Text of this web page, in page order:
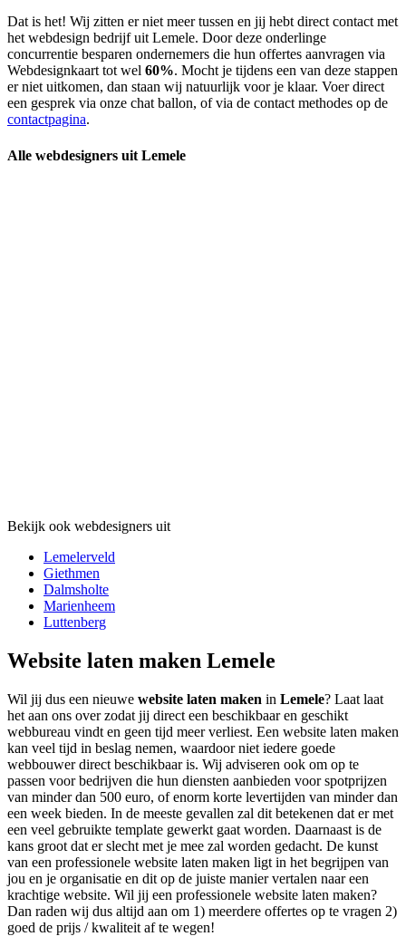
Dat is het! Wij zitten er niet meer tussen en jij hebt direct contact met
het webdesign bedrijf uit Lemele. Door deze onderlinge
concurrentie besparen ondernemers die hun offertes aanvragen via
Webdesignkaart tot wel 60%. Mocht je tijdens een van deze stappen
er niet uitkomen, dan staan wij natuurlijk voor je klaar. Voer direct
een gesprek via onze chat ballon, of via de contact methodes op de
contactpagina.
Alle webdesigners uit Lemele
Bekijk ook webdesigners uit
Lemelerveld
Giethmen
Dalmsholte
Marienheem
Luttenberg
Website laten maken Lemele
Wil jij dus een nieuwe website laten maken in Lemele? Laat laat
het aan ons over zodat jij direct een beschikbaar en geschikt
webbureau vindt en geen tijd meer verliest. Een website laten maken
kan veel tijd in beslag nemen, waardoor niet iedere goede
webbouwer direct beschikbaar is. Wij adviseren ook om op te
passen voor bedrijven die hun diensten aanbieden voor spotprijzen
van minder dan 500 euro, of enorm korte levertijden van minder dan
een week bieden. In de meeste gevallen zal dit betekenen dat er met
een veel gebruikte template gewerkt gaat worden. Daarnaast is de
kans groot dat er slecht met je mee zal worden gedacht. De kunst
van een professionele website laten maken ligt in het begrijpen van
jou en je organisatie en dit op de juiste manier vertalen naar een
krachtige website. Wil jij een professionele website laten maken?
Dan raden wij dus altijd aan om 1) meerdere offertes op te vragen 2)
goed de prijs / kwaliteit af te wegen!